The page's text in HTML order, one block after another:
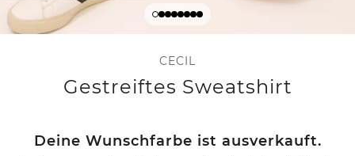
CECIL
Gestreiftes Sweatshirt
Deine Wunschfarbe ist ausverkauft.